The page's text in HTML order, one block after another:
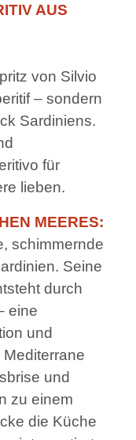
AUS
von Silvio
– sondern
Sardiniens.
für
lieben.
MEERES:
schimmernde
Seine
durch
eine
und
und
zu einem
die Küche